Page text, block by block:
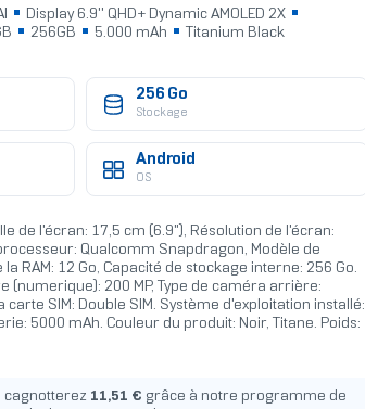
Display 6.9'' QHD+ Dynamic AMOLED 2X
256GB 5.000 mAh Titanium Black
256 Go
Stockage
Android
OS
de l'écran: 17,5 cm (6.9"), Résolution de l'écran:
Qualcomm Snapdragon, Modèle de
RAM: 12 Go, Capacité de stockage interne: 256 Go.
(numerique): 200 MP, Type de caméra arrière:
SIM: Double SIM. Système d'exploitation installé:
5000 mAh. Couleur du produit: Noir, Titane. Poids:
cagnotterez 11,51 € grâce à notre programme de